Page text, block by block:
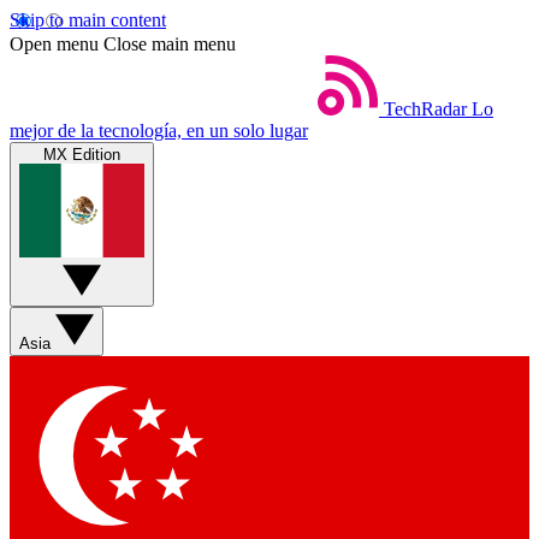
Skip to main content
Open menu Close main menu
TechRadar Lo
mejor de la tecnología, en un solo lugar
MX Edition
Asia